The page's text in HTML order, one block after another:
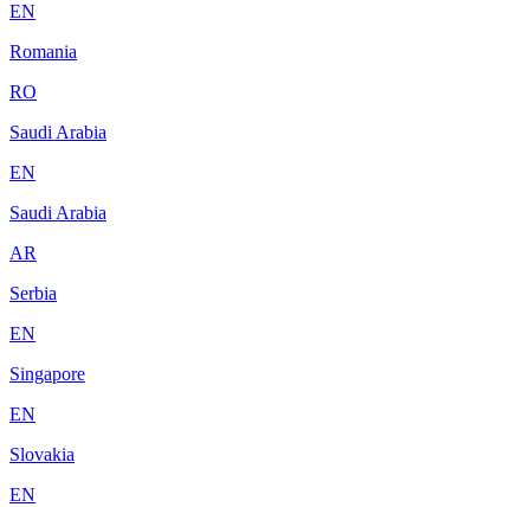
EN
Romania
RO
Saudi Arabia
EN
Saudi Arabia
AR
Serbia
EN
Singapore
EN
Slovakia
EN